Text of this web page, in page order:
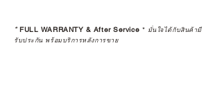
*FULL WARRANTY & After Service * มั่นใจได้กับสินค้ามี
รับประกัน พร้อมบริการหลังการขาย